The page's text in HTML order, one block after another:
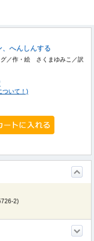
、へんしんする
グ／作・絵 さくまゆみこ／訳
ついて！)
2)